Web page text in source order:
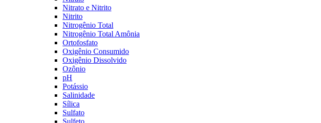
Nitrato e Nitrito
Nitrito
Nitrogênio Total
Nitrogênio Total Amônia
Ortofosfato
Oxigênio Consumido
Oxigênio Dissolvido
Ozônio
pH
Potássio
Salinidade
Sílica
Sulfato
Sulfeto